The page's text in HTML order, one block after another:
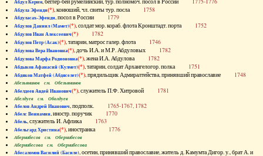
Абдул Керим, беглер-бей румелийский, тур. полномоч. посол в России 1775-1776
Абдула Эфенди(*), конюший, чл. свиты тур. посла 1758
Абдуласах-Эфенди, посол в России 1779
Абдулов Даниил (Мамет)(*), солдат мор. кораб. флота Кронштадт. порта 1752
Абдулов Иван Алексеевич(*) 1782
Абдулов Петр (Асак)(*), татарин, матрос галер. флота 1746
Абдулова Вера Ивановна(*), дочь И.А. и М.Р. Абдуловых 1782
Абдулова Марфа Родионовна(*), жена И.А. Абдулова 1782
Абдыков Афанасий (Кулмет)(*), татарин, солдат Архангелогор. полка 1751
Абдяков Матфей (Абдяселет)(*), прядильщик Адмиралтейства, принявший православие 1748
Абезьянинов см. Обезьянинов
Абелдеев Авдей Иванович(*), служитель П.Ф. Хитровой 1781
Абелдуев см. Оболдуев
Абелов Андрей Иванович, подполк. 1765-1767, 1782
Абелс Вениамин, иностр. поручик 1770
Абель, служитель И. Афлика 1763
Абельгард Христина(*), иностранка 1776
Абернибесов см. Обернибесов
Абернибесова см. Обернибесова
Абесаломов Василий (Басиле), осетин, принявший православие, житель д. Камумта Дигор. у., брат А. и